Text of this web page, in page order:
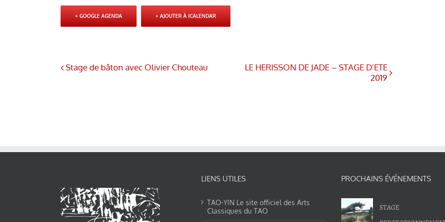
+ GOOGLE AGENDA + AJOUTER À ICALENDAR
Stage de bâton avec Olivier Chouteau
LE HERISSON DE JADE – STAGE D’ETE
2019
LIENS UTILES
TAO-YIN Le site officiel des Arts
Classiques du TAO
PROCHAINS ÉVÉNEMENTS
STAGE